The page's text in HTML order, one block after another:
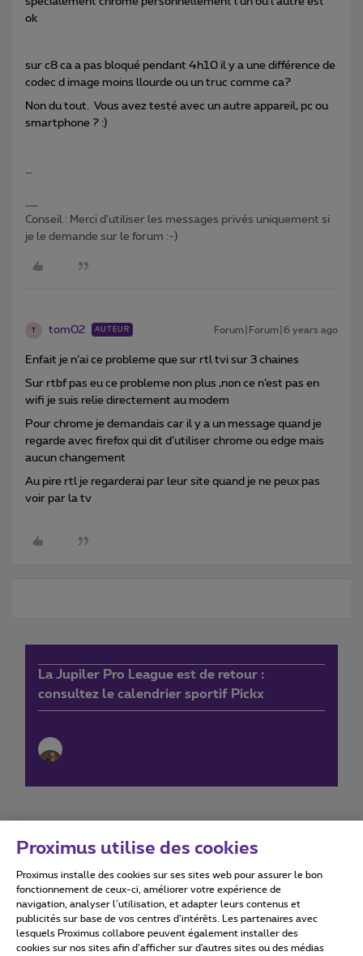
ok
sur c8 ca a pas bloqué pendant 4h10 il y a une différence de
codec d image moins llourde ou un truc comme ca?
Non du tout. Vous avez testé avec un autre appareil, pc ou
smartphone ? :)
…
Conseil : Merci d'utiliser les messages privés uniquement si
je le demande sur le forum :-)
T tom02 AUTEUR Forum|Forum|6 years ago
Enfait je n’ai ce probleme que sur rtl tvi sur 3 chaines
Sur rtbf pas eu ce probleme non plus ,non ce n’est pas en
wifi je suis relie directement au modem
Pour chrome je demandais car il y a un message quand je
regarde avec firefox qui dit d’utiliser chrome ou edge mais
aucun changement
Au pire rtl je regarderai par leur site quand je ne peux pas
voir par la tv
La Jupiler Pro League est de retour :
consultez le calendrier sportif Pickx
Conditions d'utilisation Accessibility statement
Proximus utilise des cookies
Proximus installe des cookies sur ses sites web pour assurer le bon
fonctionnement de ceux-ci, améliorer votre expérience de
navigation, analyser l’utilisation, et adapter leurs contenus et
publicités sur base de vos centres d’intérêts. Les partenaires avec
lesquels Proximus collabore peuvent également installer des
cookies sur nos sites afin d’afficher sur d'autres sites ou des médias